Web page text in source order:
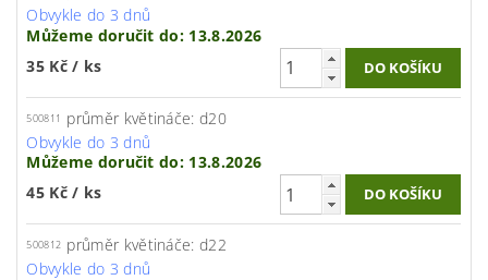
Obvykle do 3 dnů
Můžeme doručit do: 13.8.2026
35 Kč/ ks
500811
průměr květináče: d20
Obvykle do 3 dnů
Můžeme doručit do: 13.8.2026
45 Kč/ ks
500812 průměr květináče: d22
Obvykle do 3 dnů